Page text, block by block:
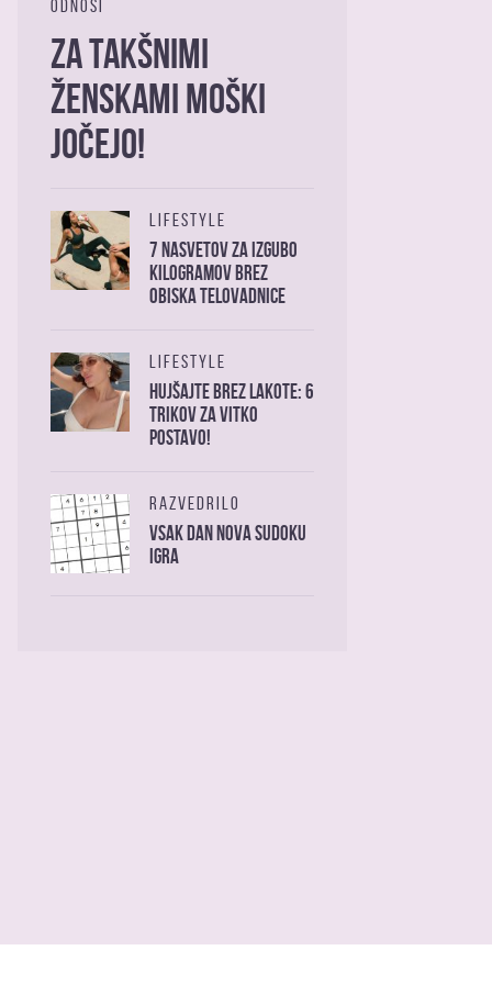
ODNOSI
Za takšnimi
ženskami moški
jočejo!
LIFESTYLE
7 nasvetov za izgubo
kilogramov brez
obiska telovadnice
LIFESTYLE
Hujšajte brez lakote: 6
trikov za vitko
postavo!
RAZVEDRILO
Vsak dan nova sudoku
igra